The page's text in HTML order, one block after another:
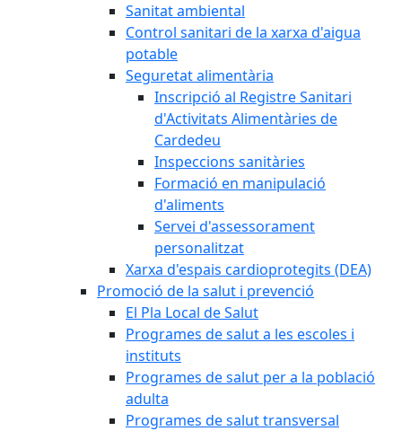
Sanitat ambiental
Control sanitari de la xarxa d'aigua
potable
Seguretat alimentària
Inscripció al Registre Sanitari
d'Activitats Alimentàries de
Cardedeu
Inspeccions sanitàries
Formació en manipulació
d'aliments
Servei d'assessorament
personalitzat
Xarxa d'espais cardioprotegits (DEA)
Promoció de la salut i prevenció
El Pla Local de Salut
Programes de salut a les escoles i
instituts
Programes de salut per a la població
adulta
Programes de salut transversal